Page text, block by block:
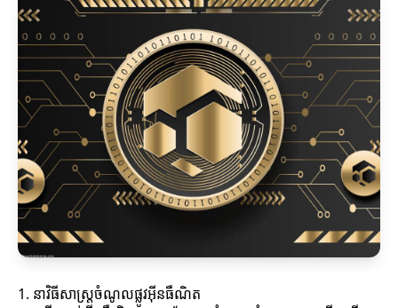
1. នាវិធីសាស្ត្រចំណូលផ្លូវអ៊ីនធឺណិត